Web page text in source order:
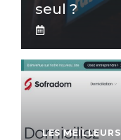
seul ?
LES